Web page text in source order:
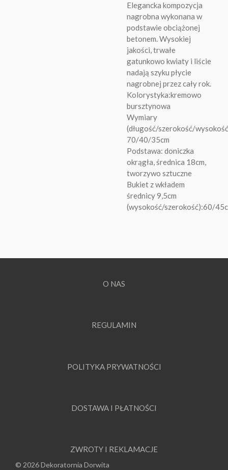
Elegancka kompozycja
nagrobna wykonana w
podstawie obciążonej
betonem. Wysokiej
jakości, trwałe
gatunkowo kwiaty i liście
nadają szyku płycie
nagrobnej przez cały rok.
Kolorystyka:kremowo
bursztynowa
Wymiary
(długość/szerokość/
70/40/35cm
Podstawa: doniczka
okrągła, średnica 18cm,
tworzywo sztuczne
Bukiet z wkładem
średnicy 9,5cm
(wysokość/szerokość):60/
O NAS
REGULAMIN
POLITYKA PRYWATNOŚCI
DOSTAWA I PŁATNOŚCI
ZWROTY I REKLAMACJE
© 2026 Dekoratornia Dorwita